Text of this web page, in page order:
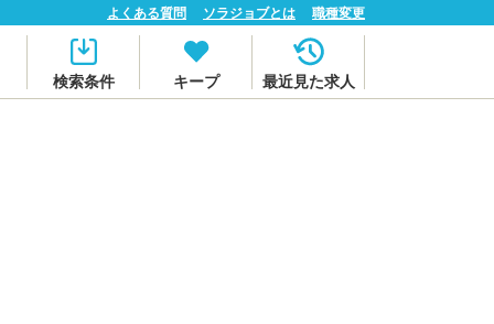
よくある質問 ソラジョブとは 職種変更
検索条件 キープ 最近見た求人